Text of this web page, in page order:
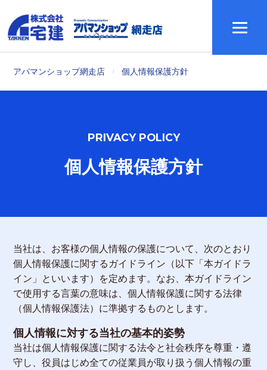
アパマンショップ網走店 個人情報保護方針
PRIVACY POLICY
個人情報保護方針
当社は、お客様の個人情報の保護について、次のとおり
個人情報保護に関するガイドライン（以下「本ガイドラ
イン」といいます）を定めます。なお、本ガイドライン
で使用する言葉の意味は、個人情報保護に関する法律
（個人情報保護法）に準拠するものとします。
個人情報に対する当社の基本的姿勢
当社は個人情報保護に関する法令と社会秩序を尊重・遵
守し、役員はじめ全ての従業員が取り扱う個人情報の重